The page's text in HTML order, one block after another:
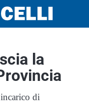
la
di